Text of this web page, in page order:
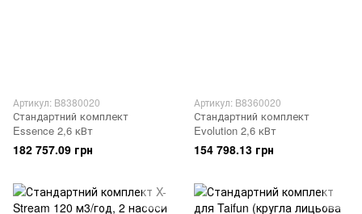
Артикул: B8380020
Стандартний комплект
Essence 2,6 кВт
182 757.09 грн
Артикул: B8360020
Стандартний комплект
Evolution 2,6 кВт
154 798.13 грн